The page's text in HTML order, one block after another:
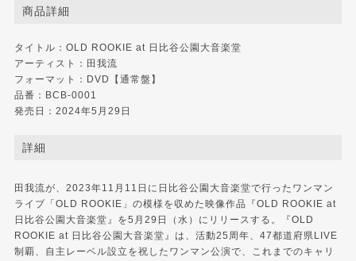
商品詳細
タイトル：OLD ROOKIE at 日比谷公園大音楽堂
アーティスト：田我流
フォーマット：DVD【通常盤】
品番：BCB-0001
発売日：2024年5月29日
詳細
田我流が、2023年11月11日に日比谷公園大音楽堂で行ったワンマン
ライブ「OLD ROOKIE」の模様を収めた映像作品『OLD ROOKIE at
日比谷公園大音楽堂』を5月29日（水）にリリースする。『OLD
ROOKIE at 日比谷公園大音楽堂』は、活動25周年、47都道府県LIVE
制覇、自主レーベル設立を祝したワンマン公演で、これまでのキャリ